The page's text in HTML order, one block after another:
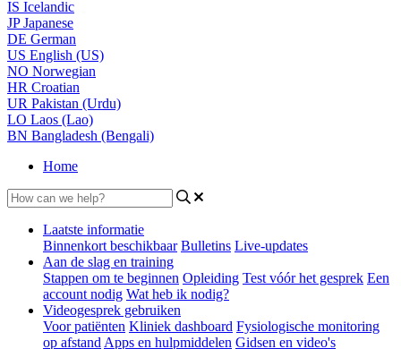
IS Icelandic
JPJapanese
DE German
US English (US)
NO Norwegian
HR Croatian
UR Pakistan (Urdu)
LO Laos (Lao)
BN Bangladesh (Bengali)
Home
Laatste informatie
Binnenkort beschikbaar Bulletins Live-updates
Aan de slag en training
Stappen om te beginnen Opleiding Test vóór het gesprek Een
account nodig Wat heb ik nodig?
Videogesprek gebruiken
Voor patiënten Kliniek dashboard Fysiologische monitoring
op afstand Apps en hulpmiddelen Gidsen en video's